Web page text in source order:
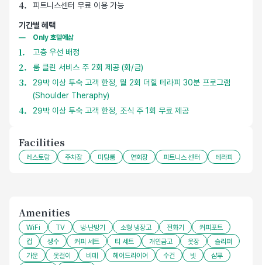
피트니스센터 무료 이용 가능
기간별 혜택
Only 호텔에삶
고층 우선 배정
룸 클린 서비스 주 2회 제공 (화/금)
29박 이상 투숙 고객 한정, 월 2회 더힐 테라피 30분 프로그램
(Shoulder Theraphy)
29박 이상 투숙 고객 한정, 조식 주 1회 무료 제공
Facilities
레스토랑 주차장 미팅룸 연회장 피트니스 센터 테라피
Amenities
WiFi TV 냉·난방기 소형 냉장고 전화기
커피포트
컵
생수 커피 세트 티 세트 개인금고 옷장
슬리퍼
가운
옷걸이 비데 헤어드라이어 수건 빗
샴푸